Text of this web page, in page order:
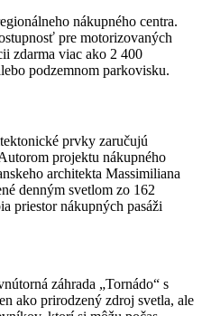
nákupného centra.
pre motorizovaných
zdarma viac ako 2 400
podzemnom parkovisku.
prvky zaručujú
projektu nákupného
architekta Massimiliana
denným svetlom zo 162
priestor nákupných pasáži
záhrada „Tornádo“ s
ako prirodzený zdroj svetla, ale